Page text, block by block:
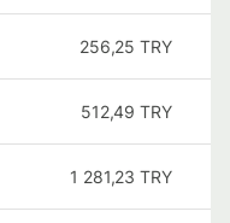
256,25 TRY
512,49 TRY
1 281,23 TRY